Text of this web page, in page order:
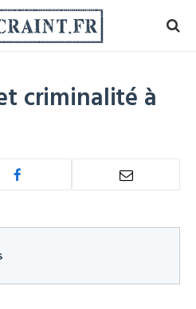
criminalité à